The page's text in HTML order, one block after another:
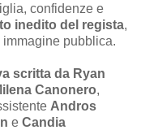
confidenze e
inedito del regista,
pubblica.
scritta da Ryan
Canonero,
Andros
e Candia